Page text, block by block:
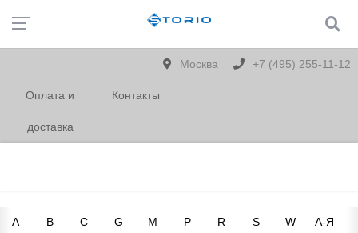
Москва +7 (495) 255-11-12
Оплата и
доставка
Контакты
A B C G M P R S W А-Я